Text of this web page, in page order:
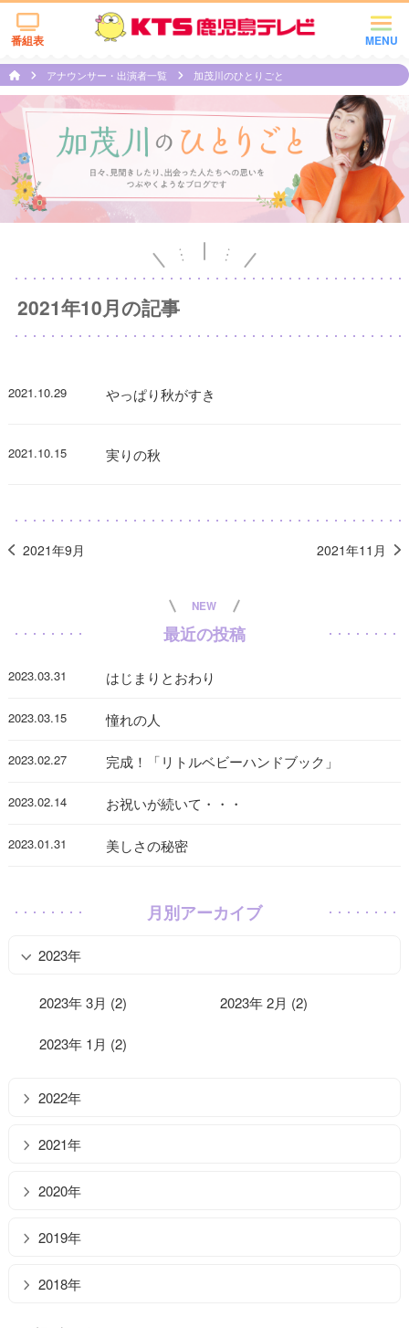
MENU
番組表
アナウンサー・出演者一覧 加茂川のひとりごと
2021年10月の記事
2021.10.29 やっぱり秋がすき
2021.10.15 実りの秋
2021年9月 2021年11月
NEW
最近の投稿
2023.03.31 はじまりとおわり
2023.03.15 憧れの人
2023.02.27 完成！「リトルベビーハンドブック」
2023.02.14 お祝いが続いて・・・
2023.01.31 美しさの秘密
月別アーカイブ
2023年
2023年 3月 (2) 2023年 2月 (2)
2023年 1月 (2)
2022年
2021年
2020年
2019年
2018年